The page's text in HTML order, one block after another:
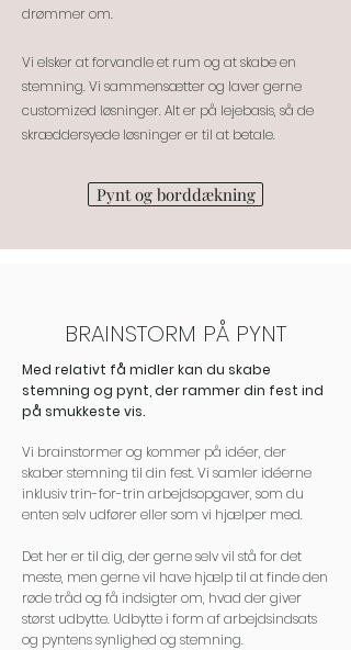
drømmer om.
Vi elsker at forvandle et rum og at skabe en
stemning. Vi sammensætter og laver gerne
customized løsninger. Alt er på lejebasis, så de
skræddersyede løsninger er til at betale.
Pynt og borddækning
BRAINSTORM PÅ PYNT
Med relativt få midler kan du skabe
stemning og pynt, der rammer din fest ind
på smukkeste vis.
Vi brainstormer og kommer på idéer, der
skaber stemning til din fest. Vi samler idéerne
inklusiv trin-for-trin arbejdsopgaver, som du
enten selv udfører eller som vi hjælper med.
Det her er til dig, der gerne selv vil stå for det
meste, men gerne vil have hjælp til at finde den
røde tråd og få indsigter om, hvad der giver
størst udbytte. Udbytte i form af arbejdsindsats
og pyntens synlighed og stemning.